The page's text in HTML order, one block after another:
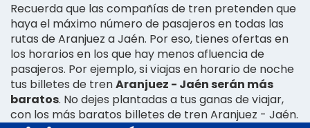
Recuerda que las compañías de tren pretenden que
haya el máximo número de pasajeros en todas las
rutas de Aranjuez a Jaén. Por eso, tienes ofertas en
los horarios en los que hay menos afluencia de
pasajeros. Por ejemplo, si viajas en horario de noche
tus billetes de trenAranjuez - Jaén serán más
baratos. No dejes plantadas a tus ganas de viajar,
con los más baratos billetes de tren Aranjuez - Jaén.